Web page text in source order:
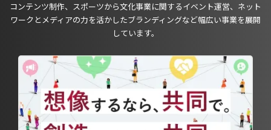
コンテンツ制作、スポーツから文化事業に関するイベント運営、ネット
ワークとメディアの力を活かしたブランディングなど幅広い事業を展開
しています。